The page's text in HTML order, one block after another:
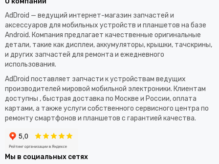
AdDroid — ведущий интернет-магазин запчастей и
аксессуаров для мобильных устройств и планшетов на базе
Android. Компания предлагает качественные оригинальные
детали, такие как дисплеи, аккумуляторы, крышки, тачскрины,
и других запчастей для ремонта и ежедневного
использования.​
AdDroid поставляет запчасти к устройствам ведущих
производителей мировой мобильной электроники. Клиентам
доступны , быстрая доставка по Москве и России, оплата
картами, а также услуги собственного сервисного центра по
ремонту смартфонов и планшетов с гарантией качества.
Мы в социальных сетях